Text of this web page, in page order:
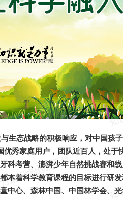
生态战略的积极响应，对中国孩
秀家庭用户，团队近百⼈，处于
科考营、澎湃少年自然挑战赛和
本着科学教育课程的目标进行研
中心、森林中国、中国林学会、